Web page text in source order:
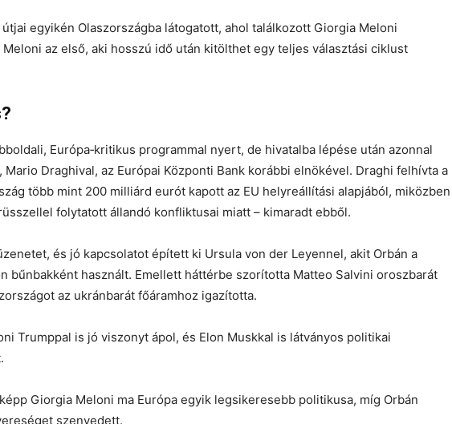
egyikén Olaszországba látogatott, ahol találkozott Giorgia Meloni
az első, aki hosszú idő után kitölthet egy teljes választási ciklust
Európa‑kritikus programmal nyert, de hivatalba lépése után azonnal
Draghival, az Európai Központi Bank korábbi elnökével. Draghi felhívta a
több mint 200 milliárd eurót kapott az EU helyreállítási alapjából, miközben
folytatott állandó konfliktusai miatt – kimaradt ebből.
és jó kapcsolatot épített ki Ursula von der Leyennel, akit Orbán a
bűnbakként használt. Emellett háttérbe szorította Matteo Salvini oroszbarát
az ukránbarát főáramhoz igazította.
Trumppal is jó viszonyt ápol, és Elon Muskkal is látványos politikai
Giorgia Meloni ma Európa egyik legsikeresebb politikusa, míg Orbán
szenvedett.